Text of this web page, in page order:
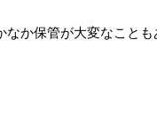
なか保管が大変なこと